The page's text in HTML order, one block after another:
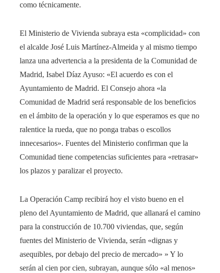
como técnicamente.
El Ministerio de Vivienda subraya esta «complicidad» con
el alcalde José Luis Martínez-Almeida y al mismo tiempo
lanza una advertencia a la presidenta de la Comunidad de
Madrid, Isabel Díaz Ayuso: «El acuerdo es con el
Ayuntamiento de Madrid. El Consejo ahora «la
Comunidad de Madrid será responsable de los beneficios
en el ámbito de la operación y lo que esperamos es que no
ralentice la rueda, que no ponga trabas o escollos
innecesarios». Fuentes del Ministerio confirman que la
Comunidad tiene competencias suficientes para «retrasar»
los plazos y paralizar el proyecto.
La Operación Camp recibirá hoy el visto bueno en el
pleno del Ayuntamiento de Madrid, que allanará el camino
para la construcción de 10.700 viviendas, que, según
fuentes del Ministerio de Vivienda, serán «dignas y
asequibles, por debajo del precio de mercado» » Y lo
serán al cien por cien, subrayan, aunque sólo «al menos»